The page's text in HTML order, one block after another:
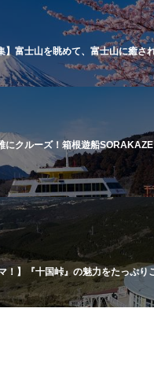
】富士山を眺めて、富士山に癒さ
にクルーズ！箱根遊船
！】『十国峠』の魅力をたっぷり